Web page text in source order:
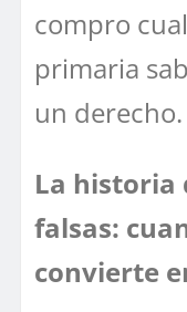
compro
primaria
un derecho.
La historia
falsas:
convierte